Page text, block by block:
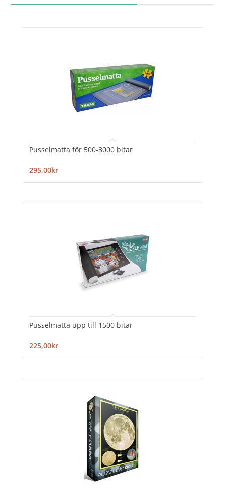
Pusselmatta för 500-3000 bitar
295,00kr
Pusselmatta upp till 1500 bitar
225,00kr